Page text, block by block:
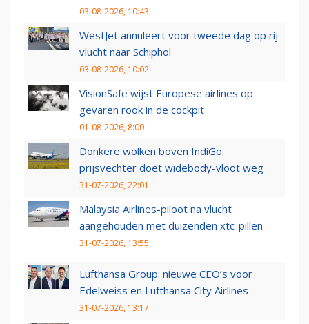
03-08-2026, 10:43
WestJet annuleert voor tweede dag op rij
vlucht naar Schiphol
03-08-2026, 10:02
VisionSafe wijst Europese airlines op
gevaren rook in de cockpit
01-08-2026, 8:00
Donkere wolken boven IndiGo:
prijsvechter doet widebody-vloot weg
31-07-2026, 22:01
Malaysia Airlines-piloot na vlucht
aangehouden met duizenden xtc-pillen
31-07-2026, 13:55
Lufthansa Group: nieuwe CEO’s voor
Edelweiss en Lufthansa City Airlines
31-07-2026, 13:17